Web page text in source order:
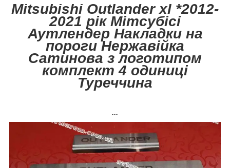
Mitsubishi Outlander xl *2012-
2021 рік Мітсубісі
Аутлендер Накладки на
пороги Нержавійка
Сатинова з логотипом
комплект 4 одиниці
Туреччина
...